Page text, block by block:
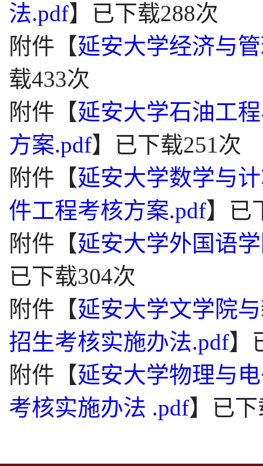
法.pdf】 已下载288次
附件【延安大学经济与
载433次
附件【延安大学石油工
方案.pdf】 已下载251次
附件【延安大学数学与
件工程考核方案.pdf】 已
附件【延安大学外国语
已下载304次
附件【延安大学文学院
招生考核实施办法.pdf】
附件【延安大学物理与
考核实施办法 .pdf】 已